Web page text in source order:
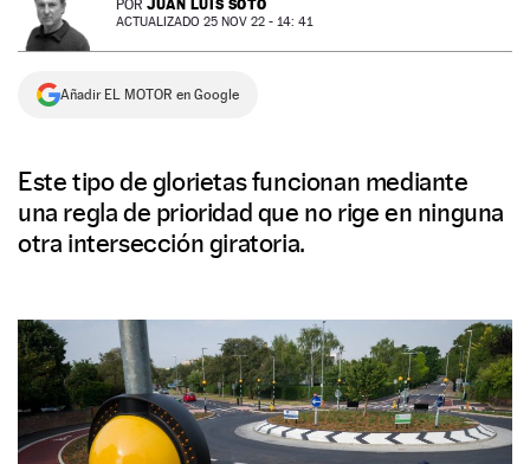
NEWSLETTER
SÍGUENOS
POR JUAN LUIS SOTO
ACTUALIZADO 25 NOV 22 - 14: 41
Añadir EL MOTOR en Google
Este tipo de glorietas funcionan mediante
una regla de prioridad que no rige en ninguna
otra intersección giratoria.